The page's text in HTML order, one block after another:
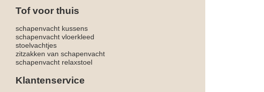
Tof voor thuis
schapenvacht kussens
schapenvacht vloerkleed
stoelvachtjes
zitzakken van schapenvacht
schapenvacht relaxstoel
Klantenservice